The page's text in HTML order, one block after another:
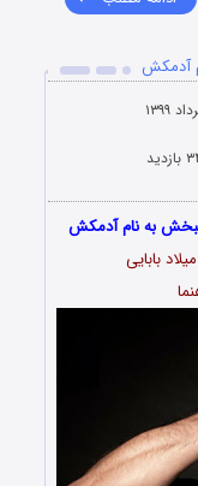
آدمکش
به نام آدمکش
بابایی